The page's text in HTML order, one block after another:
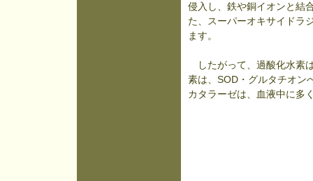
侵入し、鉄や銅イオンと結
た、スーパーオキサイドラ
ます。
したがって、過酸化水素
素は、SOD・グルタチオン
カタラーゼは、血液中に多